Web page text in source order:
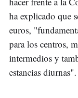
ha explicado que
euros,
para los centros,
intermedios y
estancias diurnas".